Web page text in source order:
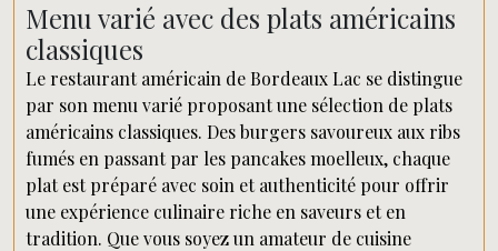
Menu varié avec des plats américains
classiques
Le restaurant américain de Bordeaux Lac se distingue
par son menu varié proposant une sélection de plats
américains classiques. Des burgers savoureux aux ribs
fumés en passant par les pancakes moelleux, chaque
plat est préparé avec soin et authenticité pour offrir
une expérience culinaire riche en saveurs et en
tradition. Que vous soyez un amateur de cuisine